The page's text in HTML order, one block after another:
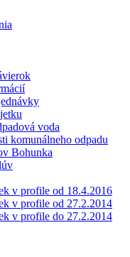
voda
komunálneho odpadu
Bohunka
v profile od 18.4.2016
v profile od 27.2.2014
v profile do 27.2.2014